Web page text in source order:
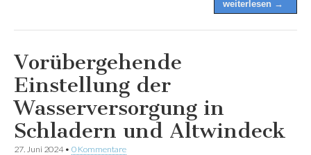
weiterlesen →
Vorübergehende
Einstellung der
Wasserversorgung in
Schladern und Altwindeck
27. Juni 2024• 0 Kommentare